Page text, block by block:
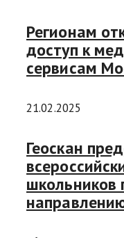
Регионам
доступ к
сервисам
21.02.2025
Геоскан
школьников